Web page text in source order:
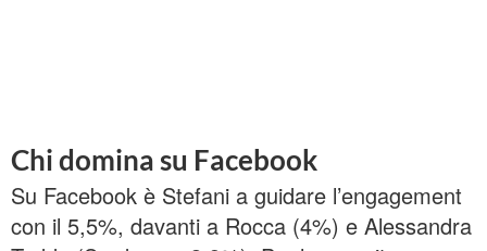
Chi domina su Facebook
Su Facebook è Stefani a guidare l’engagement
con il 5,5%, davanti a Rocca (4%) e Alessandra